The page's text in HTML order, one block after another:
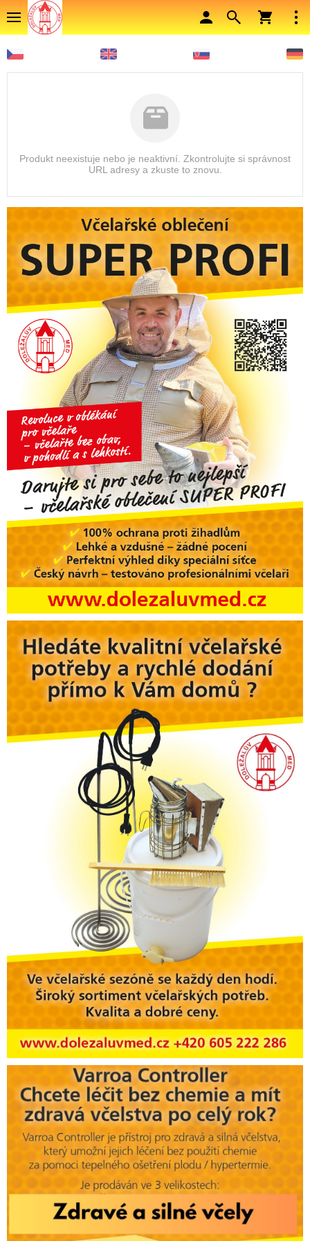
Produkt neexistuje nebo je neaktivní. Zkontrolujte si správnost
URL adresy a zkuste to znovu.